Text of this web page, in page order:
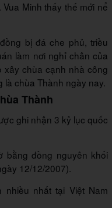
Minh thấy thế mới nể
bị đá che phủ, triều
làm nơi nghỉ chân của
xây chùa cạnh nhà công
là chùa Thành ngày nay.
Thành
ghi nhận 3 kỷ lục quốc
bằng đồng nguyên khối
12/12/2007).
nhất tại Việt Nam